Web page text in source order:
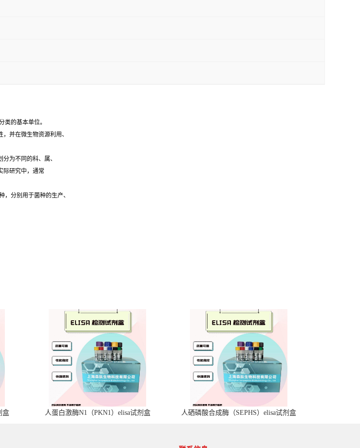
的基本单位。
并在微生物资源利用、
为不同的科、属、
际研究中，通常
分别用于菌种的生产、
盒 人蛋白激酶N1（PKN1）elisa试剂盒 人硒磷酸合成酶（SEPHS）elisa试剂盒